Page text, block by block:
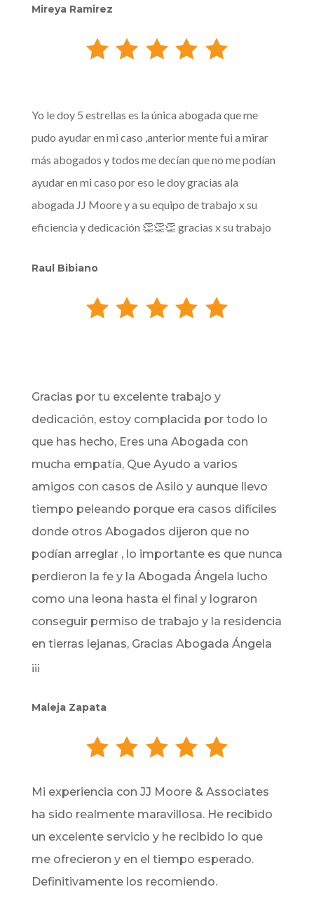
Mireya Ramirez
Yo le doy 5 estrellas es la única abogada que me
pudo ayudar en mi caso ,anterior mente fui a mirar
más abogados y todos me decían que no me podían
ayudar en mi caso por eso le doy gracias ala
abogada JJ Moore y a su equipo de trabajo x su
eficiencia y dedicación 👏👏👏 gracias x su trabajo
Raul Bibiano
Gracias por tu excelente trabajo y
dedicación, estoy complacida por todo lo
que has hecho, Eres una Abogada con
mucha empatía, Que Ayudo a varios
amigos con casos de Asilo y aunque llevo
tiempo peleando porque era casos difíciles
donde otros Abogados dijeron que no
podían arreglar , lo importante es que nunca
perdieron la fe y la Abogada Ángela lucho
como una leona hasta el final y lograron
conseguir permiso de trabajo y la residencia
en tierras lejanas, Gracias Abogada Ángela
¡¡¡
Maleja Zapata
Mi experiencia con JJ Moore & Associates
ha sido realmente maravillosa. He recibido
un excelente servicio y he recibido lo que
me ofrecieron y en el tiempo esperado.
Definitivamente los recomiendo.